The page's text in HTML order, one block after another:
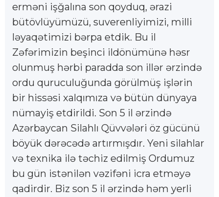
erməni işğalına son qoyduq, ərazi
bütövlüyümüzü, suverenliyimizi, milli
ləyaqətimizi bərpa etdik. Bu il
Zəfərimizin beşinci ildönümünə həsr
olunmuş hərbi paradda son illər ərzində
ordu quruculuğunda görülmüş işlərin
bir hissəsi xalqımıza və bütün dünyaya
nümayiş etdirildi. Son 5 il ərzində
Azərbaycan Silahlı Qüvvələri öz gücünü
böyük dərəcədə artırmışdır. Yeni silahlar
və texnika ilə təchiz edilmiş Ordumuz
bu gün istənilən vəzifəni icra etməyə
qadirdir. Biz son 5 il ərzində həm yerli